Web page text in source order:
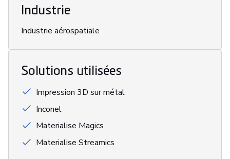
Industrie
Industrie aérospatiale
Solutions utilisées
Impression 3D sur métal
Inconel
Materialise Magics
Materialise Streamics